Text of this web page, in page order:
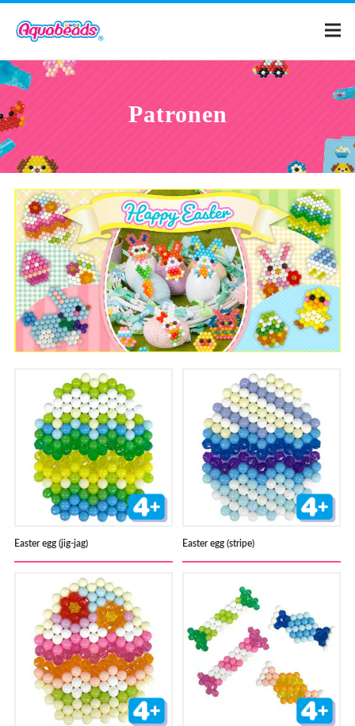
Wat is Aquabeads?
Video’s
Voor ouders
Verkooppunten
Néerlandais Français
Patronen
Easter egg (jig-jag) Easter egg (stripe)